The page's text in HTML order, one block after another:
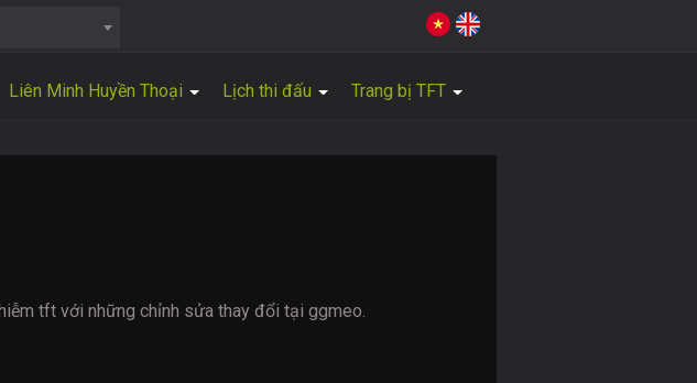
Liên Minh Huyền Thoại Lịch thi đấu Trang bị TFT
tft với những chỉnh sửa thay đổi tại ggmeo.